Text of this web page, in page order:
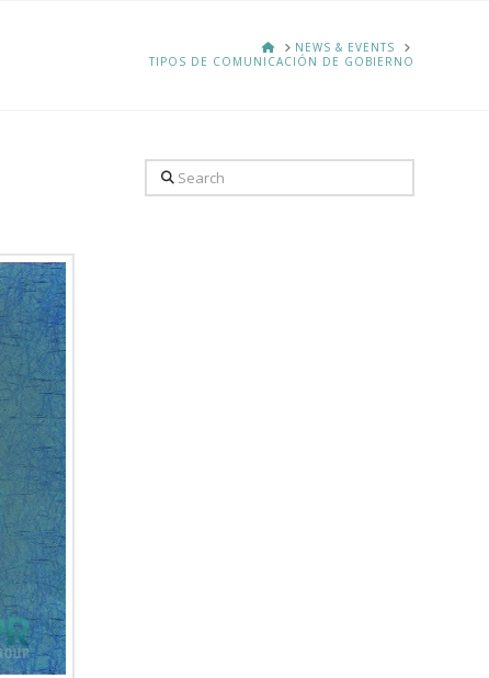
HOMENEWS & EVENTS
TIPOS DE COMUNICACIÓN DE GOBIERNO
Search